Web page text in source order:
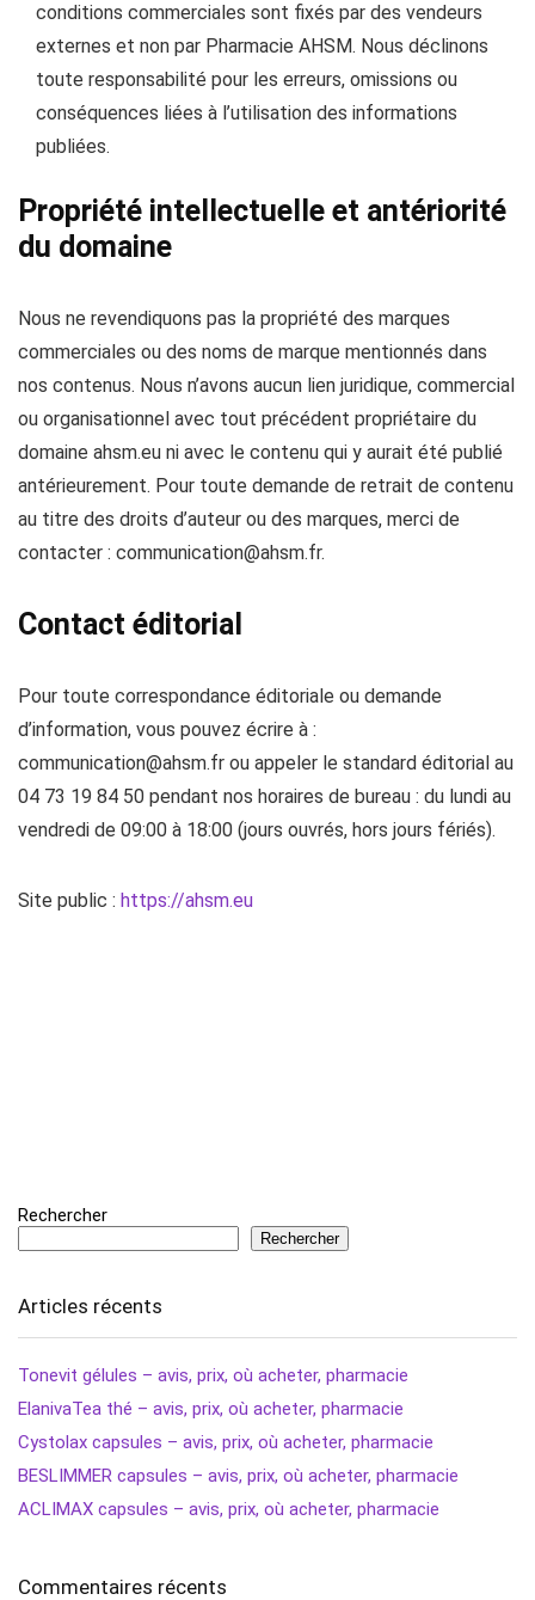
conditions commerciales sont fixés par des vendeurs
externes et non par Pharmacie AHSM. Nous déclinons
toute responsabilité pour les erreurs, omissions ou
conséquences liées à l’utilisation des informations
publiées.
Propriété intellectuelle et antériorité
du domaine
Nous ne revendiquons pas la propriété des marques
commerciales ou des noms de marque mentionnés dans
nos contenus. Nous n’avons aucun lien juridique, commercial
ou organisationnel avec tout précédent propriétaire du
domaine ahsm.eu ni avec le contenu qui y aurait été publié
antérieurement. Pour toute demande de retrait de contenu
au titre des droits d’auteur ou des marques, merci de
contacter : communication@ahsm.fr.
Contact éditorial
Pour toute correspondance éditoriale ou demande
d’information, vous pouvez écrire à :
communication@ahsm.fr ou appeler le standard éditorial au
04 73 19 84 50 pendant nos horaires de bureau : du lundi au
vendredi de 09:00 à 18:00 (jours ouvrés, hors jours fériés).
Site public : https://ahsm.eu
Rechercher
Rechercher
Articles récents
Tonevit gélules – avis, prix, où acheter, pharmacie
ElanivaTea thé – avis, prix, où acheter, pharmacie
Cystolax capsules – avis, prix, où acheter, pharmacie
BESLIMMER capsules – avis, prix, où acheter, pharmacie
ACLIMAX capsules – avis, prix, où acheter, pharmacie
Commentaires récents